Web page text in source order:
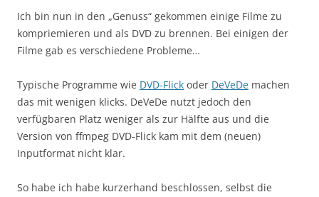
Ich bin nun in den „Genuss“ gekommen einige Filme zu
kompriemieren und als DVD zu brennen. Bei einigen der
Filme gab es verschiedene Probleme…
Typische Programme wie DVD-Flick oder DeVeDe machen
das mit wenigen klicks. DeVeDe nutzt jedoch den
verfügbaren Platz weniger als zur Hälfte aus und die
Version von ffmpeg DVD-Flick kam mit dem (neuen)
Inputformat nicht klar.
So habe ich habe kurzerhand beschlossen, selbst die